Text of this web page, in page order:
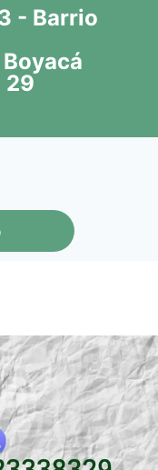
- Barrio
29